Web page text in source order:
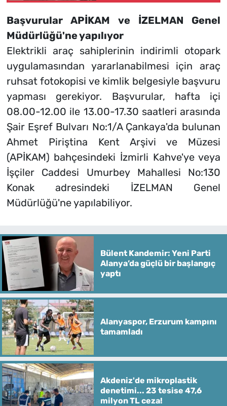
Başvurular APİKAM ve İZELMAN Genel
Müdürlüğü'ne yapılıyor
Elektrikli araç sahiplerinin indirimli otopark
uygulamasından yararlanabilmesi için araç
ruhsat fotokopisi ve kimlik belgesiyle başvuru
yapması gerekiyor. Başvurular, hafta içi
08.00-12.00 ile 13.00-17.30 saatleri arasında
Şair Eşref Bulvarı No:1/A Çankaya'da bulunan
Ahmet Piriştina Kent Arşivi ve Müzesi
(APİKAM) bahçesindeki İzmirli Kahve'ye veya
İşçiler Caddesi Umurbey Mahallesi No:130
Konak adresindeki İZELMAN Genel
Müdürlüğü'ne yapılabiliyor.
Bülent Kandemir: Yeni Parti
Alanya’da güçlü bir başlangıç
yaptı
Alanyaspor, Erzurum kampını
tamamladı
Akdeniz'de mikroplastik
denetimi... 23 tesise 47,6
milyon TL ceza!